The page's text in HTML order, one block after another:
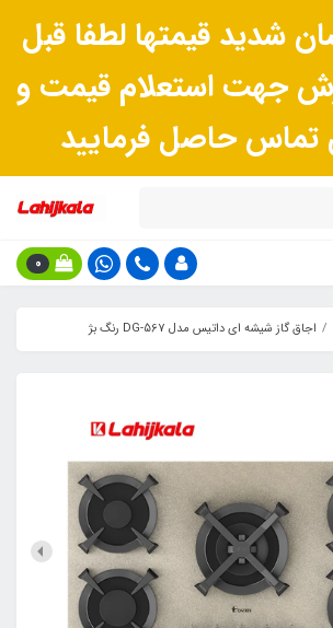
شدید قیمتها لطفا قبل
جهت استعلام قیمت و
حاصل فرمایید
0
اجاق گاز شیشه ای داتیس مدل DG-567 رنگ بژ